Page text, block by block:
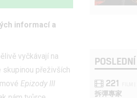
informací a
vyčkávají na
přeživších
Epizody III
221
拆彈專家